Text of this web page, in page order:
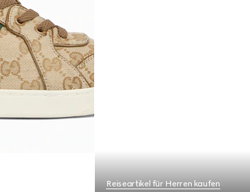
Reiseartikel für Herren kaufen